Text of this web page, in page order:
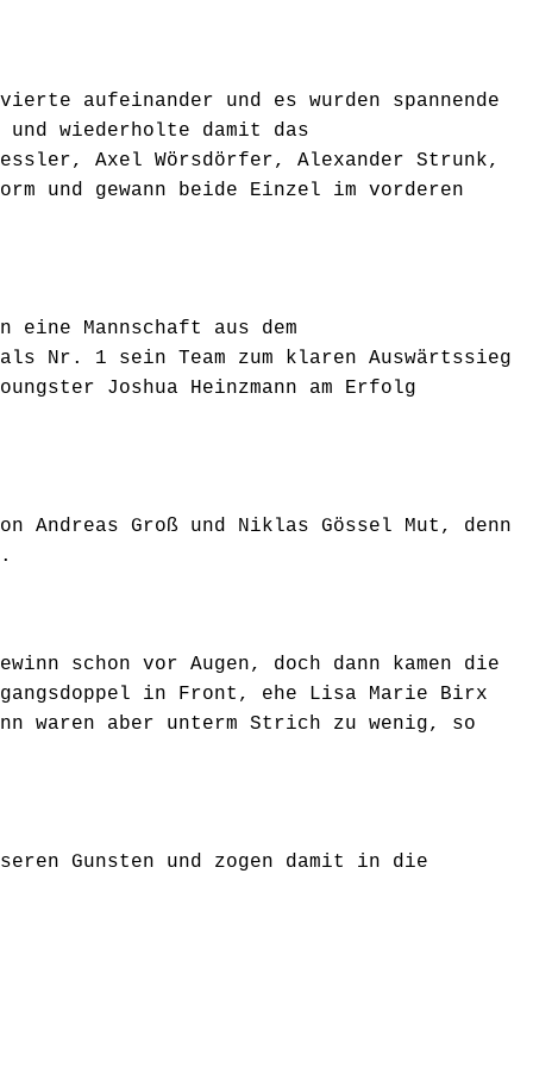
aufeinander und es wurden spannende
wiederholte damit das
Axel Wörsdörfer, Alexander Strunk,
und gewann beide Einzel im vorderen
Mannschaft aus dem
Nr. 1 sein Team zum klaren Auswärtssieg
Joshua Heinzmann am Erfolg
Groß und Niklas Gössel Mut, denn
schon vor Augen, doch dann kamen die
in Front, ehe Lisa Marie Birx
waren aber unterm Strich zu wenig, so
Gunsten und zogen damit in die